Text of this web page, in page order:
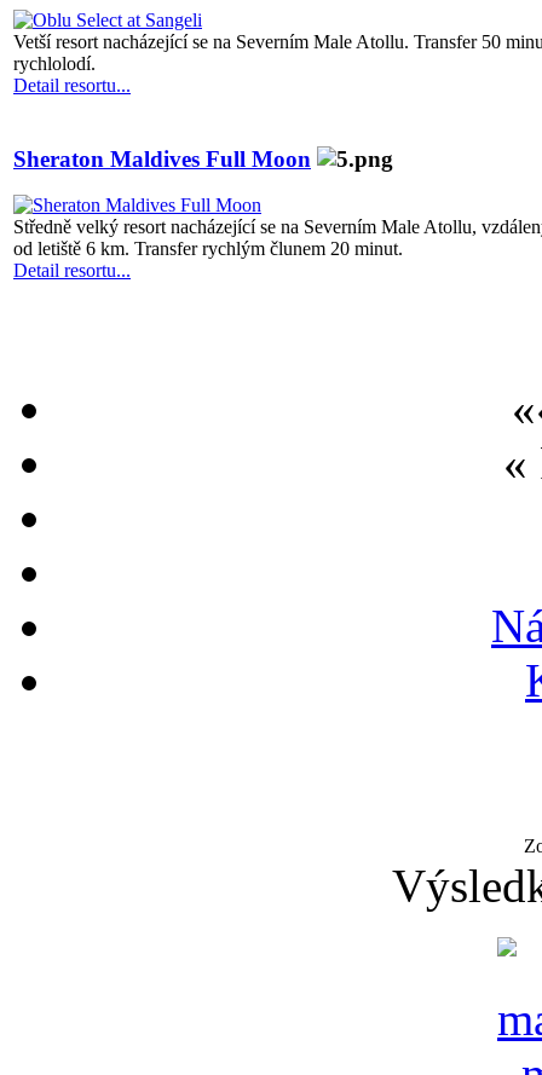
Vetší resort nacházející se na Severním Male Atollu. Transfer 50
rychlolodí.
Detail resortu...
Sheraton Maldives Full Moon
Středně velký resort nacházející se na Severním Male Atollu,
od letiště 6 km. Transfer rychlým člunem 20 minut.
Detail resortu...
«